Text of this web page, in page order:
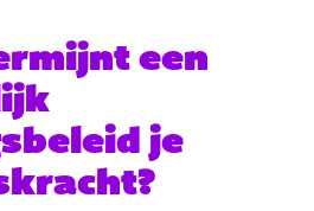
een
je